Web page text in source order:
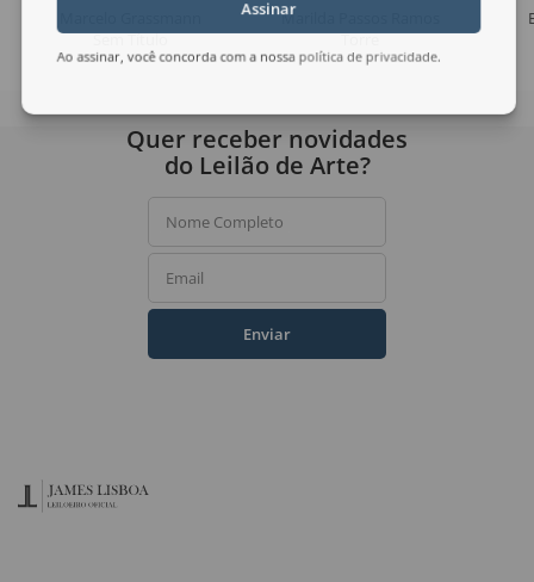
Sem Título
Marilda Passos Ramos
Torre
Assinar
Ao assinar, você concorda com a nossa política de privacidade.
Quer receber novidades
do Leilão de Arte?
Nome Completo
Email
Enviar